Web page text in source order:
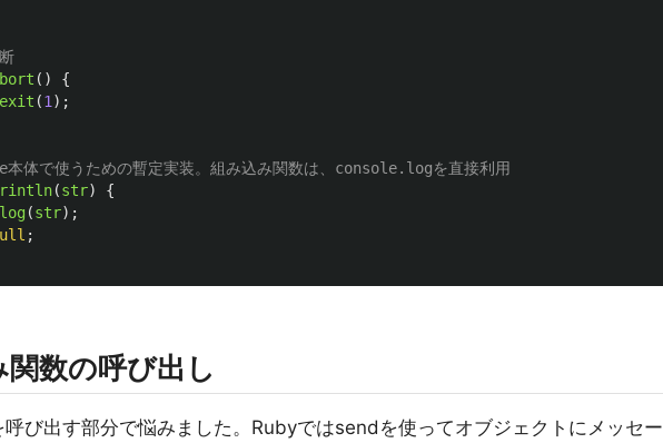
()
{
exit (1 );
体で使うための暫定実装。組み込み関数は、console.logを直接利用
(str)
{
log(str);
;
数の呼び出し
び出す部分で悩みました。Rubyではsendを使ってオブジェクトにメッセー